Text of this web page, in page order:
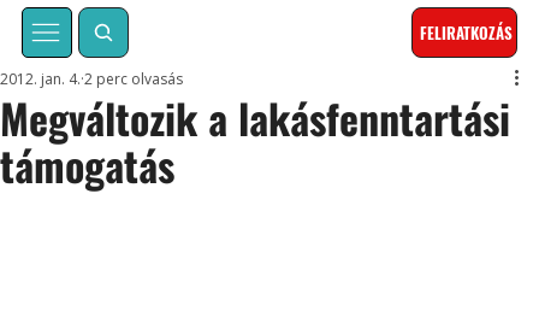
FELIRATKOZÁS
Megváltozik a lakásfenntartási
támogatás
2012. jan. 4. 2 perc olvasás